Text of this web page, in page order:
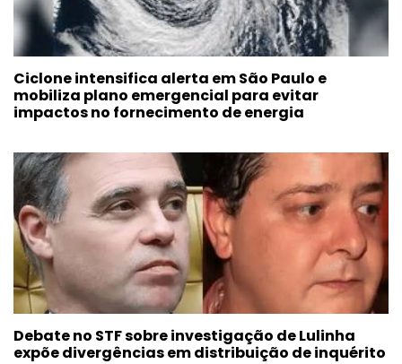
Ciclone intensifica alerta em São Paulo e
mobiliza plano emergencial para evitar
impactos no fornecimento de energia
Debate no STF sobre investigação de Lulinha
expõe divergências em distribuição de inquérito